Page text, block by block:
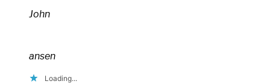
John
ansen
Loading...